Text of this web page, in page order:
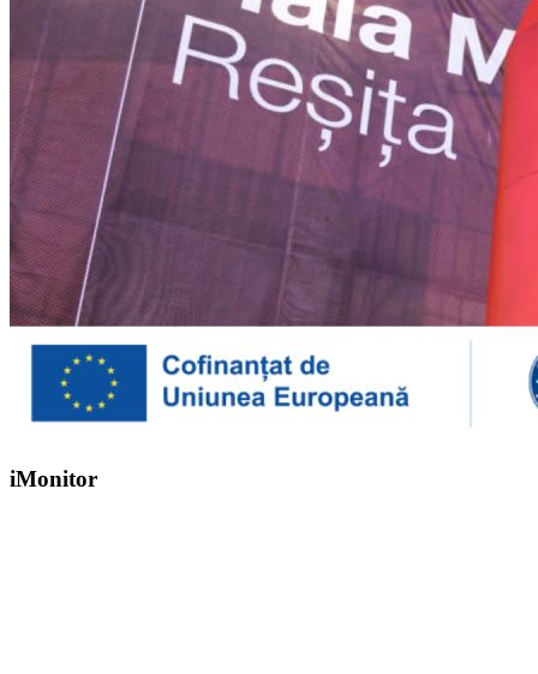
iMonitor